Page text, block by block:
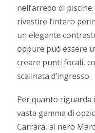
nell’arredo di
rivestire l’intero
un elegante
oppure può essere
creare punti focali,
scalinata d’ingresso.
Per quanto riguarda
vasta gamma di
Carrara, al nero